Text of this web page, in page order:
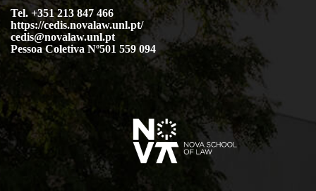
Tel. +351 213 847 466
https://cedis.novalaw.unl.pt/
cedis@novalaw.unl.pt
Pessoa Coletiva Nº501 559 094